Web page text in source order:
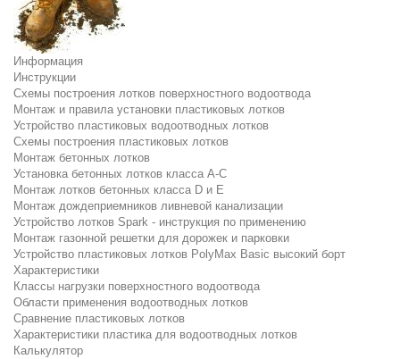
Информация
Инструкции
Схемы построения лотков поверхностного водоотвода
Монтаж и правила установки пластиковых лотков
Устройство пластиковых водоотводных лотков
Схемы построения пластиковых лотков
Монтаж бетонных лотков
Установка бетонных лотков класса A-C
Монтаж лотков бетонных класса D и E
Монтаж дождеприемников ливневой канализации
Устройство лотков Spark - инструкция по применению
Монтаж газонной решетки для дорожек и парковки
Устройство пластиковых лотков PolyMax Basic высокий борт
Характеристики
Классы нагрузки поверхностного водоотвода
Области применения водоотводных лотков
Сравнение пластиковых лотков
Характеристики пластика для водоотводных лотков
Калькулятор